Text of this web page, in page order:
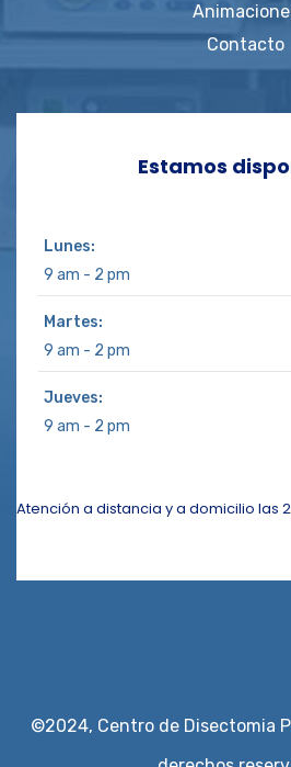
Contacto
Estamos
Lunes:
9 am - 2 pm
Martes:
9 am - 2 pm
Jueves:
9 am - 2 pm
Atención a distancia y a domicilio las
©2024, Centro de Disectomia